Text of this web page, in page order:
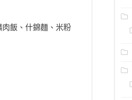
飯、什錦麵、米粉